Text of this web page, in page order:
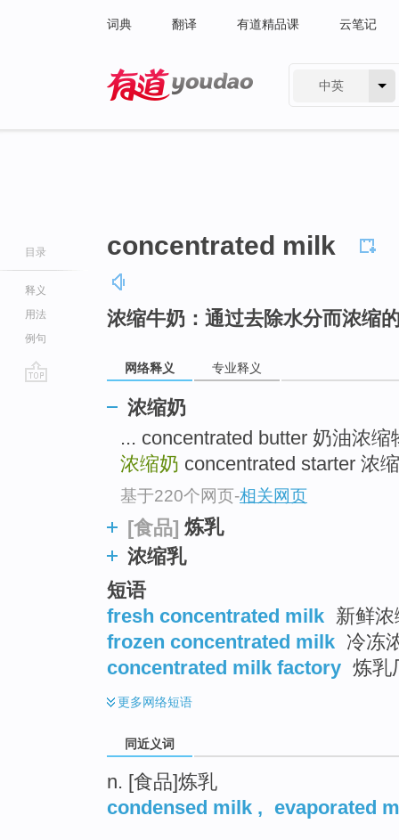
词典 翻译 有道精品课 云笔记
中英
目录
释义
用法
例句
concentrated milk
浓缩牛奶：通过去除水分而浓缩
网络释义 专业释义
浓缩奶
... concentrated butter 奶油浓
浓缩奶 concentrated starter 浓
基于220个网页-相关网页
[食品] 炼乳
浓缩乳
短语
fresh concentrated milk 新鲜
frozen concentrated milk 冷冻
concentrated milk factory 炼乳
更多网络短语
同近义词
n. [食品]炼乳
condensed milk , evaporated